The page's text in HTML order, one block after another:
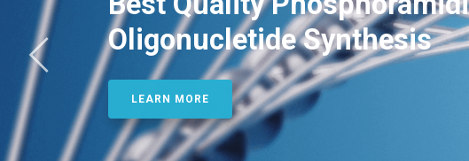
Oligonucletide Synthesis
LEARN MORE